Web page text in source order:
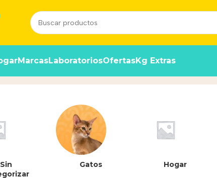
MarcasLaboratoriosOfertasKg Extras
Sin
Gatos Hogar